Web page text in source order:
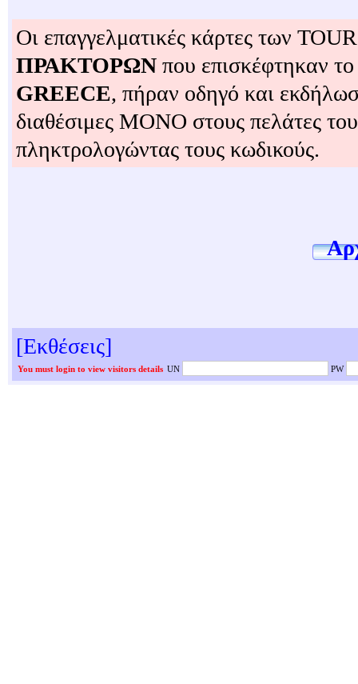
Οι επαγγελματικές κάρτες των
ΠΡΑΚΤΟΡΩΝ που επισκέφτηκαν
GREECE, πήραν οδηγό και
διαθέσιμες ΜΟΝΟ στους πελάτες
πληκτρολογώντας τους κωδικούς.
[Εκθέσεις]
You must login to view visitors details UN PW